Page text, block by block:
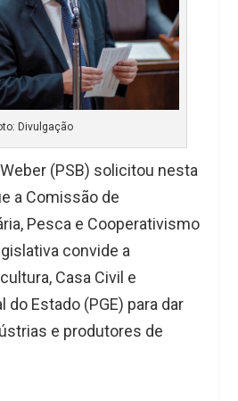
Divulgação
(PSB) solicitou nesta
a Comissão de
Pesca e Cooperativismo
convide a
Casa Civil e
do Estado (PGE) para dar
e produtores de